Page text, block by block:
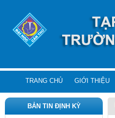
TRANG CHỦ GIỚI THIỆU
BẢN TIN ĐỊNH KỲ